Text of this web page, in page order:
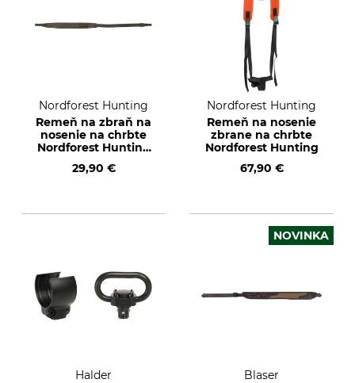
Nordforest Hunting
Remeň na zbraň na
nosenie na chrbte
Nordforest Hunting
náboje
29,90 €
Nordforest Hunting
Remeň na nosenie
zbrane na chrbte
Nordforest Hunting
67,90 €
Halder
NOVINKA
Blaser